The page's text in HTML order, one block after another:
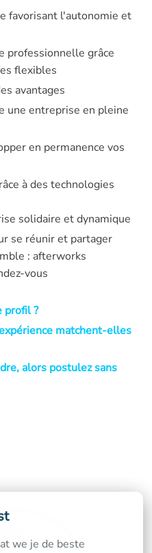
we je de beste
favorisant l'autonomie et
professionnelle grâce
flexibles
avantages
une entreprise en pleine
en permanence vos
à des technologies
solidaire et dynamique
se réunir et partager
: afterworks
vous
profil ?
matchent-elles
alors postulez sans